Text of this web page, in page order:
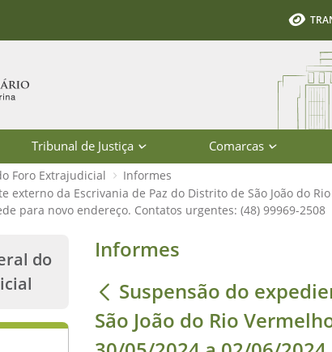
- Rybená
Tribunal de Justiça Comarcas
Foro Extrajudicial
Informes
externo da Escrivania de Paz do Distrito de São João do
para novo endereço. Contatos urgentes: (48) 99969-2508
externo da Escrivania de
do
Informes
Suspensão do
São João do Rio